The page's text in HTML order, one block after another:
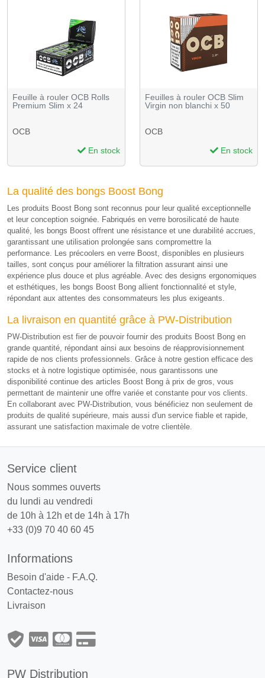
Feuille à rouler OCB Rolls
Premium Slim x 24
OCB
En stock
Feuilles à rouler OCB Slim
Virgin non blanchi x 50
OCB
En stock
La qualité des bongs Boost Bong
Les produits Boost Bong sont reconnus pour leur qualité exceptionnelle
et leur conception soignée. Fabriqués en verre borosilicaté de haute
qualité, les bongs Boost offrent une résistance et une durabilité accrues,
garantissant une utilisation prolongée sans compromettre la
performance. Les précoolers en verre Boost, disponibles en plusieurs
tailles, sont conçus pour améliorer la filtration assurant ainsi une
expérience plus douce et plus agréable. Avec des designs ergonomiques
et esthétiques, les bongs Boost Bong allient fonctionnalité et style,
répondant aux attentes des consommateurs les plus exigeants.
La livraison en quantité grâce à PW-Distribution
PW-Distribution est fier de pouvoir fournir des produits Boost Bong en
grande quantité, répondant ainsi aux besoins de réapprovisionnement
rapide de nos clients professionnels. Grâce à notre gestion efficace des
stocks et à notre logistique optimisée, nous garantissons une
disponibilité continue des articles Boost Bong à prix de gros, vous
permettant de maintenir une offre variée et constante pour vos clients.
En collaborant avec PW-Distribution, vous bénéficiez non seulement de
produits de qualité supérieure, mais aussi d'un service fiable et rapide,
assurant une satisfaction maximale de votre clientèle.
Service client
Nous sommes ouverts
du lundi au vendredi
de 10h à 12h et de 14h à 17h
+33 (0)9 70 40 60 45
Informations
Besoin d'aide - F.A.Q.
Contactez-nous
Livraison
PW Distribution